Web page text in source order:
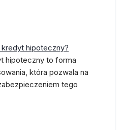
hipoteczny?
hipoteczny to forma
która pozwala na
tego